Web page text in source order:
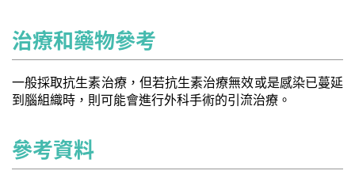
治療和藥物參考
一般採取抗生素治療，但若抗生素治療無效或是感染已蔓延
到腦組織時，則可能會進行外科手術的引流治療。
參考資料